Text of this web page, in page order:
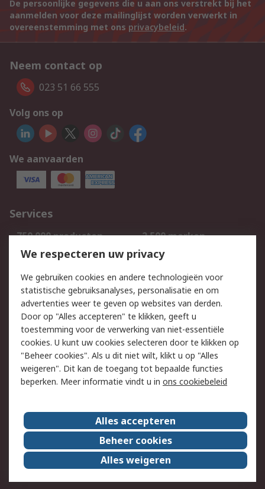
De persoonlijke gegevens die u aan ons verstrekt bij het
aanmelden voor deze mailinglijst worden verwerkt in
overeenstemming met ons privacybeleid.
Neem contact op
023 51 66 555
Volg ons op
We aanvaarden
Services
750.000 producten
2.500 merken
Bestellen
Inkoopoplossingen
Track & Trace
Wettelijk
Cookiebeleid
Email veiligheid
Privacybeleid
Websitevoorwaarden
Algemene
verkoopvoorwaarden
Over RS
RS Group
Over ons
RS wereldwijd
Werken bij RS
ESG
We respecteren uw privacy
We gebruiken cookies en andere technologieën voor
statistische gebruiksanalyses, personalisatie en om
advertenties weer te geven op websites van derden.
Door op "Alles accepteren" te klikken, geeft u
toestemming voor de verwerking van niet-essentiële
cookies. U kunt uw cookies selecteren door te klikken op
"Beheer cookies". Als u dit niet wilt, klikt u op "Alles
weigeren". Dit kan de toegang tot bepaalde functies
beperken. Meer informatie vindt u in ons cookiebeleid
Alles accepteren
Beheer cookies
Alles weigeren